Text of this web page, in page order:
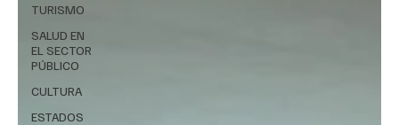
TURISMO
SALUD EN
EL SECTOR
PÚBLICO
CULTURA
ESTADOS